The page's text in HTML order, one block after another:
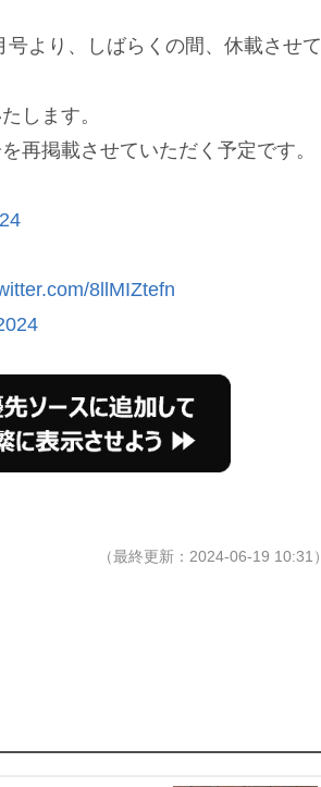
号より、しばらくの間、休載させて
します。
再掲載させていただく予定です。
8llMIZtefn
（最終更新：2024-06-19 10:31）